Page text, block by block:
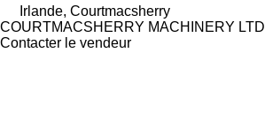
Irlande, Courtmacsherry
COURTMACSHERRY MACHINERY LTD
Contacter le vendeur